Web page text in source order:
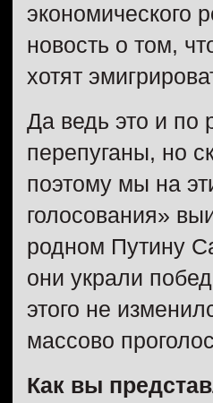
экономического
новость о том,
хотят
Да ведь это и по
перепуганы, но
поэтому мы на
голосования»
родном Путину
они украли
этого не
массово
Как вы